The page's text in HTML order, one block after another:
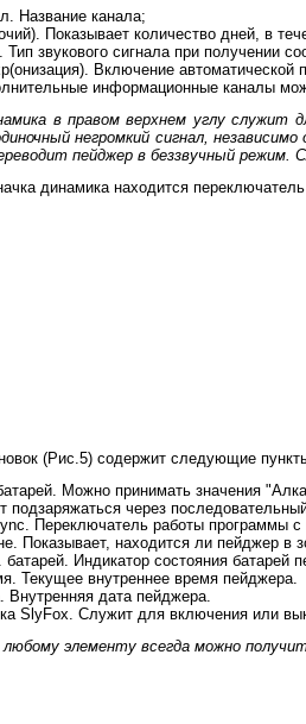
Название канала;
Показывает количество дней, в
Тип звукового сигнала при получении
Включение
информационные каналы
в правом верхнем углу служит
негромкий сигнал,
пейджер в беззвучный режим.
динамика находится
(Рис.5) содержит следующие
Можно принимать значения
подзаряжаться через
Переключатель работы программы с
Показывает, находится ли пейджер в
батарей. Индикатор состояния батарей
Текущее внутреннее время пейджера.
Внутренняя дата пейджера.
SlyFox. Служит для включения или
любому элементу всегда можно